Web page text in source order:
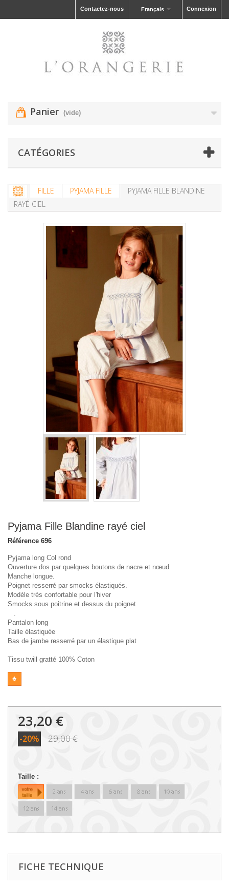
Connexion
Français
Contactez-nous
Panier (vide)
CATÉGORIES
FILLE PYJAMA FILLE
PYJAMA FILLE BLANDINE
RAYÉ CIEL
Pyjama Fille Blandine rayé ciel
Référence 696
Pyjama long Col rond
Ouverture dos par quelques boutons de nacre et nœud
Manche longue.
Poignet resserré par smocks élastiqués.
Modèle très confortable pour l'hiver
Smocks sous poitrine et dessus du poignet
Pantalon long
Taille élastiquée
Bas de jambe resserré par un élastique plat
Tissu twill gratté 100% Coton
♣
23,20 €
-20% 29,00 €
Taille :
FICHE TECHNIQUE